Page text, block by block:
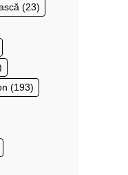
(23)
(193)